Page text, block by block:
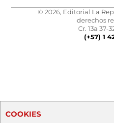
© 2026, Editorial La
derechos
Cr. 13a 37-
(+57) 1
COOKIES